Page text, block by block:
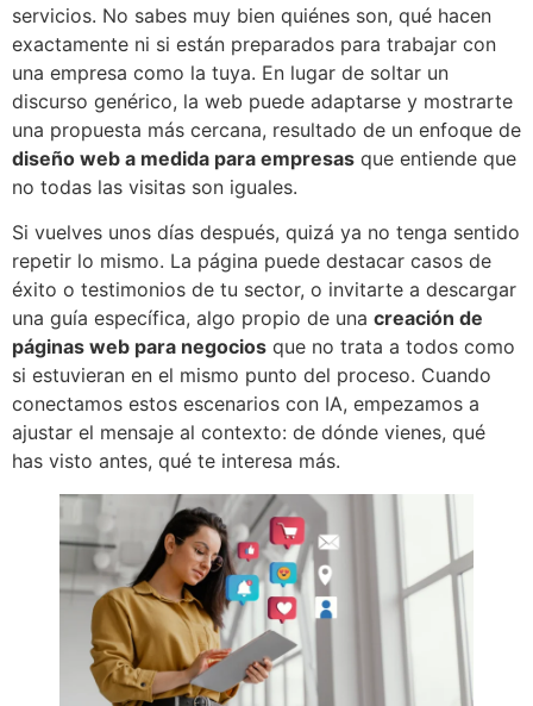
servicios. No sabes muy bien quiénes son, qué hacen
exactamente ni si están preparados para trabajar con
una empresa como la tuya. En lugar de soltar un
discurso genérico, la web puede adaptarse y mostrarte
una propuesta más cercana, resultado de un enfoque de
diseño web a medida para empresas que entiende que
no todas las visitas son iguales.
Si vuelves unos días después, quizá ya no tenga sentido
repetir lo mismo. La página puede destacar casos de
éxito o testimonios de tu sector, o invitarte a descargar
una guía específica, algo propio de una creación de
páginas web para negocios que no trata a todos como
si estuvieran en el mismo punto del proceso. Cuando
conectamos estos escenarios con IA, empezamos a
ajustar el mensaje al contexto: de dónde vienes, qué
has visto antes, qué te interesa más.